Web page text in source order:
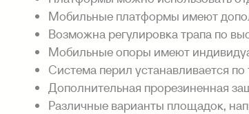
Мобильные платформы имеют
Возможна регулировка трапа по
Мобильные опоры имеют
Система перил устанавливается
Дополнительная прорезиненная
Различные варианты площадок,